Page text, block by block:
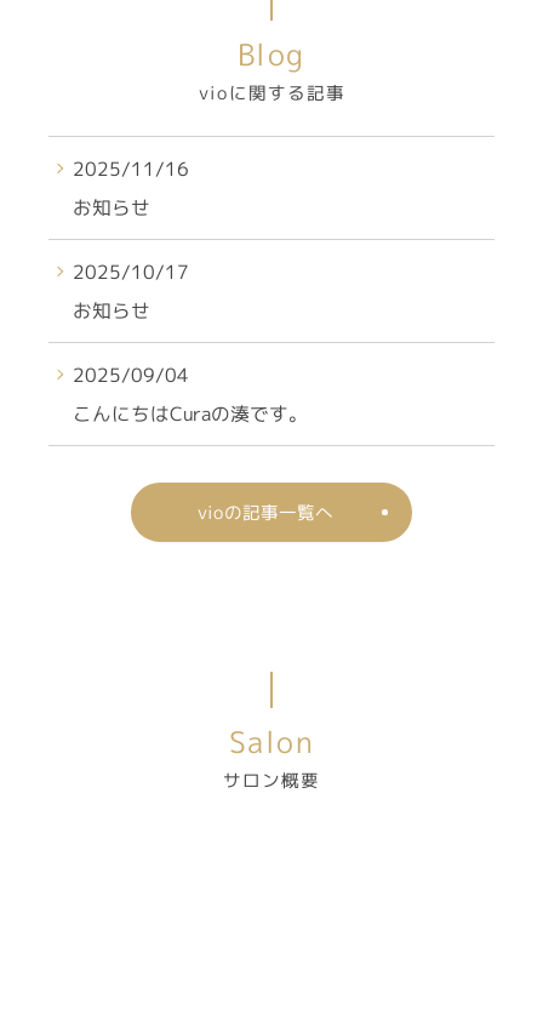
Blog
vioに関する記事
2025/11/16
お知らせ
2025/10/17
お知らせ
2025/09/04
こんにちはCuraの湊です。
vioの記事一覧へ
サロン概要
Salon